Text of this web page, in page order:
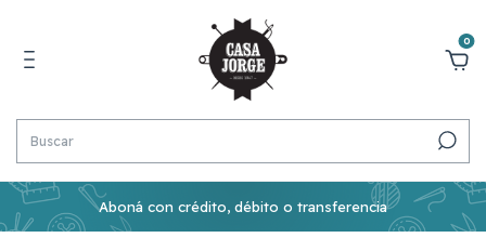
0
Aboná con crédito, débito o transferencia